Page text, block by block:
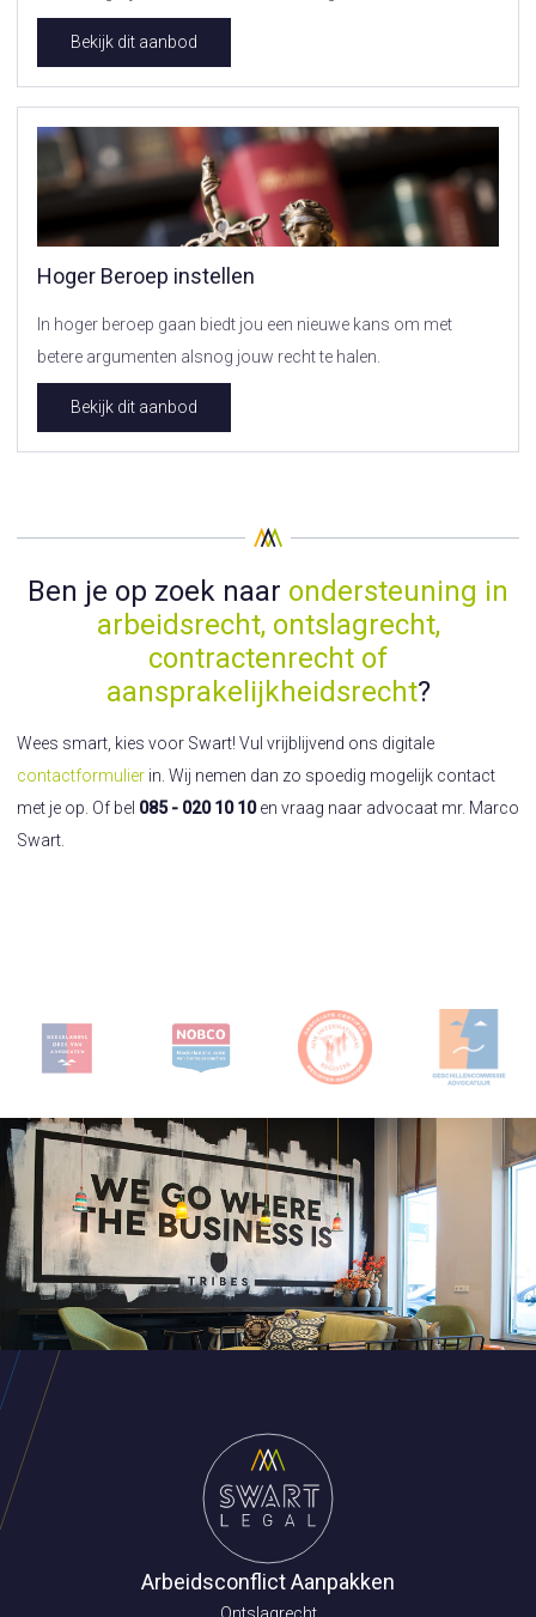
Bekijk dit aanbod
Hoger Beroep instellen
In hoger beroep gaan biedt jou een nieuwe kans om met
betere argumenten alsnog jouw recht te halen.
Bekijk dit aanbod
Ben je op zoek naar ondersteuning in
arbeidsrecht, ontslagrecht,
contractenrecht of
aansprakelijkheidsrecht?
Wees smart, kies voor Swart! Vul vrijblijvend ons digitale
contactformulier in. Wij nemen dan zo spoedig mogelijk contact
met je op. Of bel 085 - 020 10 10en vraag naar advocaat mr. Marco
Swart.
Arbeidsconflict Aanpakken
Ontslagrecht